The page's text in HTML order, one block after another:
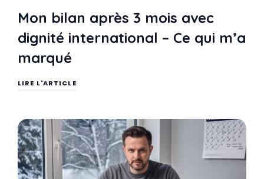
Mon bilan après 3 mois avec
dignité international – Ce qui m’a
marqué
LIRE L'ARTICLE